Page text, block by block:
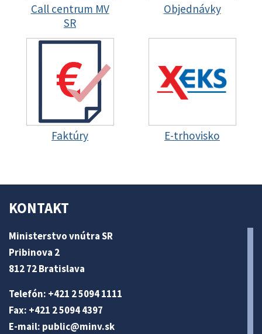
Call centrum MV
SR
Objednávky
Faktúry E-trhovisko
KONTAKT
Ministerstvo vnútra SR
Pribinova 2
812 72 Bratislava
Telefón: +421 2 5094 1111
Fax: +421 2 5094 4397
E-mail: public@minv.sk